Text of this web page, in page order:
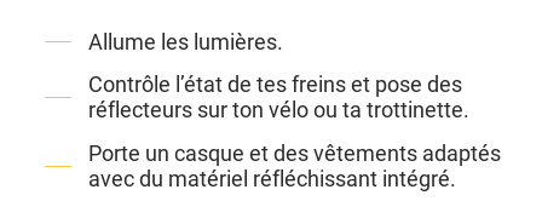
Allume les lumières.
Contrôle l’état de tes freins et pose des
réflecteurs sur ton vélo ou ta trottinette.
Porte un casque et des vêtements adaptés
avec du matériel réfléchissant intégré.